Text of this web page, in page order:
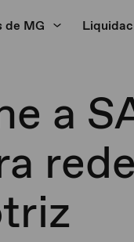
de MG
a